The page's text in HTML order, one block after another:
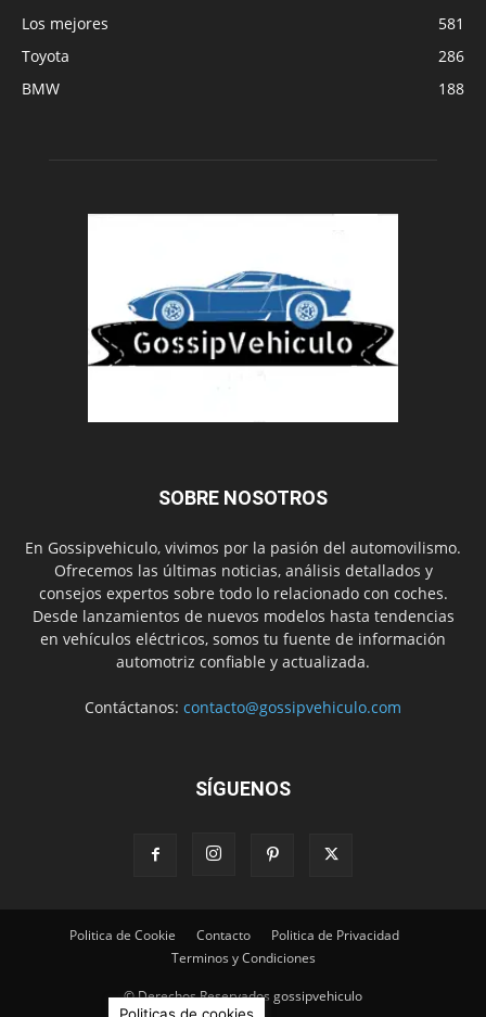
Los mejores
581
Toyota
286
BMW
188
SOBRE NOSOTROS
En Gossipvehiculo, vivimos por la pasión del automovilismo.
Ofrecemos las últimas noticias, análisis detallados y
consejos expertos sobre todo lo relacionado con coches.
Desde lanzamientos de nuevos modelos hasta tendencias
en vehículos eléctricos, somos tu fuente de información
automotriz confiable y actualizada.
Contáctanos: contacto@gossipvehiculo.com
SÍGUENOS
Politica de Cookie Contacto
Politica de Privacidad
Terminos y Condiciones
© Derechos Reservados gossipvehiculo